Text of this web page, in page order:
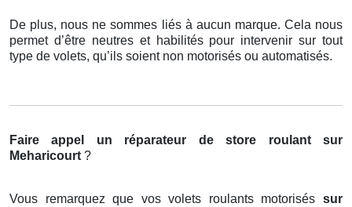
De plus, nous ne sommes liés à aucun marque. Cela nous
permet d’être neutres et habilités pour intervenir sur tout
type de volets, qu’ils soient non motorisés ou automatisés.
Faire appel un réparateur de store roulant
sur
Meharicourt ?
Vous remarquez que vos volets roulants motorisés sur